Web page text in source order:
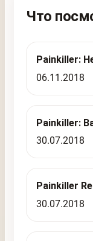
Что
Painkiller:
06.11.2018
Painkiller:
30.07.2018
Painkiller
30.07.2018